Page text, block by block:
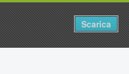
Scarica